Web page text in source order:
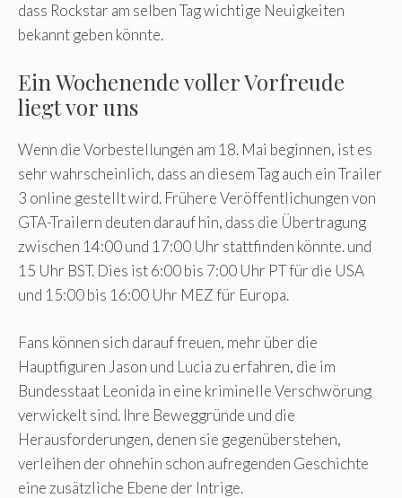
dass Rockstar am selben Tag wichtige Neuigkeiten
bekannt geben könnte.
Ein Wochenende voller Vorfreude
liegt vor uns
Wenn die Vorbestellungen am 18. Mai beginnen, ist es
sehr wahrscheinlich, dass an diesem Tag auch ein Trailer
3 online gestellt wird. Frühere Veröffentlichungen von
GTA-Trailern deuten darauf hin, dass die Übertragung
zwischen 14:00 und 17:00 Uhr stattfinden könnte. und
15 Uhr BST. Dies ist 6:00 bis 7:00 Uhr PT für die USA
und 15:00 bis 16:00 Uhr MEZ für Europa.
Fans können sich darauf freuen, mehr über die
Hauptfiguren Jason und Lucia zu erfahren, die im
Bundesstaat Leonida in eine kriminelle Verschwörung
verwickelt sind. Ihre Beweggründe und die
Herausforderungen, denen sie gegenüberstehen,
verleihen der ohnehin schon aufregenden Geschichte
eine zusätzliche Ebene der Intrige.